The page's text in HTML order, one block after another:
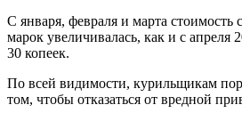
С января, февраля и марта стоимость
марок увеличивалась, как и с апреля
30 копеек.
По всей видимости, курильщикам
том, чтобы отказаться от вредной